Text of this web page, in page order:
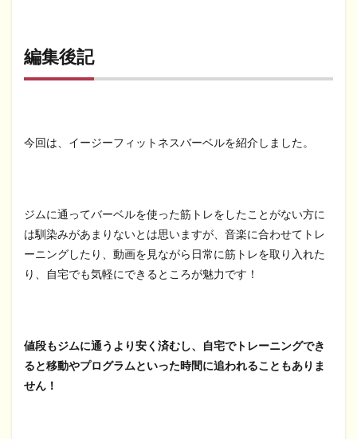
編集後記
今回は、イージーフィットネスバーベルを紹介しました。
ジムに通ってバーベルを使った筋トレをしたことがない方に
は馴染みがあまりないとは思いますが、音楽に合わせてトレ
ーニングしたり、動画を見ながら日常に筋トレを取り入れた
り、自宅でも気軽にできるところが魅力です！
値段もジムに通うより安く済むし、自宅でトレーニングでき
ると移動やプログラムといった時間に追われることもありま
せん！